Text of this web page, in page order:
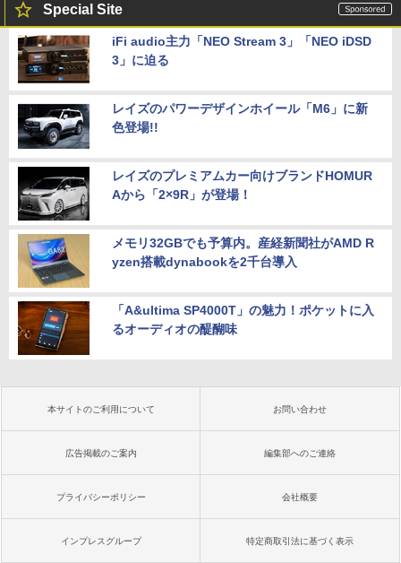
Special Site
iFi audio主力「NEO Stream 3」「NEO iDSD
3」に迫る
レイズのパワーデザインホイール「M6」に新
色登場!!
レイズのプレミアムカー向けブランドHOMUR
Aから「2×9R」が登場！
メモリ32GBでも予算内。産経新聞社がAMD R
yzen搭載dynabookを2千台導入
「A&ultima SP4000T」の魅力！ポケットに入
るオーディオの醍醐味
本サイトのご利用について お問い合わせ
広告掲載のご案内 編集部へのご連絡
プライバシーポリシー 会社概要
インプレスグループ 特定商取引法に基づく表示